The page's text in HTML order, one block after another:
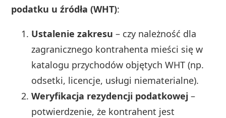
podatku u źródła (WHT):
Ustalenie zakresu – czy należność dla
zagranicznego kontrahenta mieści się w
katalogu przychodów objętych WHT (np.
odsetki, licencje, usługi niematerialne).
Weryfikacja rezydencji podatkowej –
potwierdzenie, że kontrahent jest